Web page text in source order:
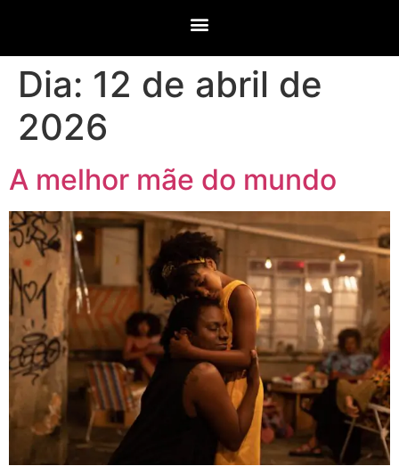
Dia: 12 de abril de
2026
A melhor mãe do mundo